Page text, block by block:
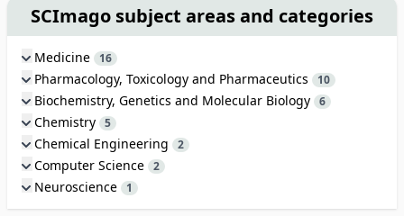
SCImago subject areas and categories
Medicine 16
Pharmacology, Toxicology and Pharmaceutics 10
Biochemistry, Genetics and Molecular Biology 6
Chemistry 5
Chemical Engineering 2
Computer Science 2
Neuroscience 1